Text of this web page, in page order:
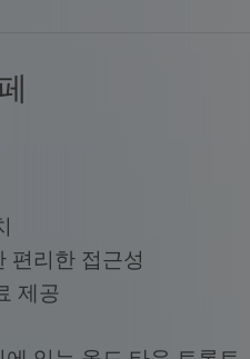
편리한 접근성
제공